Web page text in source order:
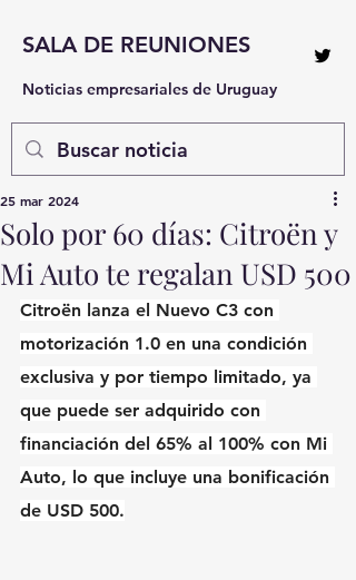
SALA DE REUNIONES
Noticias empresariales de Uruguay
Solo por 60 días: Citroën y
Mi Auto te regalan USD 500
25 mar 2024
Citroën lanza el Nuevo C3 con
motorización 1.0 en una condición
exclusiva y por tiempo limitado, ya
que puede ser adquirido con
financiación del 65% al 100% con Mi
Auto, lo que incluye una bonificación
de USD 500.